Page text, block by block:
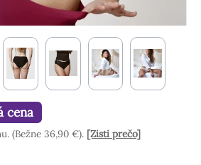
cena
(Bežne 36,90 €). [Zisti prečo]